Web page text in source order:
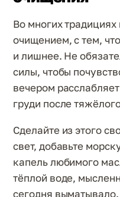
Во многих традициях
очищением, с тем,
и лишнее. Не
силы, чтобы
вечером
груди после
Сделайте из этого
свет, добавьте
капель любимого
тёплой воде,
сегодня